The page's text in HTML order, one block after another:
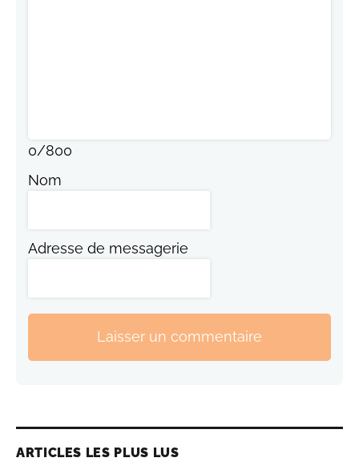
0/800
Nom
Adresse de messagerie
Laisser un commentaire
ARTICLES LES PLUS LUS